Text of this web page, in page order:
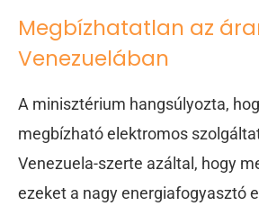
Megbízhatatlan az
Venezuelában
A minisztérium hangsúlyozta,
megbízható elektromos
Venezuela-szerte azáltal, hogy
ezeket a nagy energiafogyasztó